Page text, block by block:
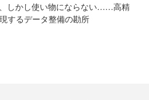
しかし使い物にならない……高精
するデータ整備の勘所